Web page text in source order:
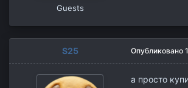
Guests
S25 Опубликовано
а просто